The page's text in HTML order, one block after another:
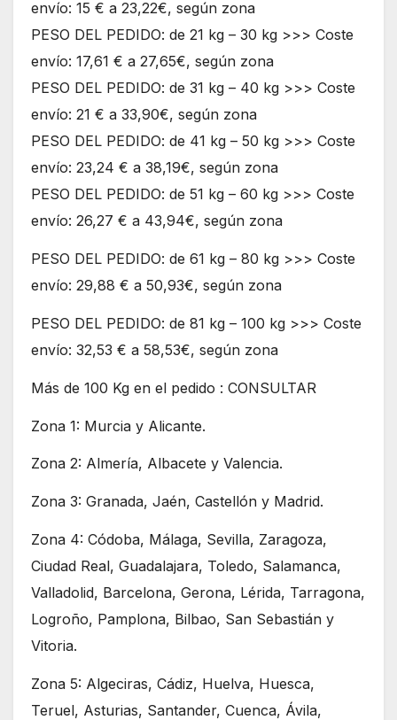
envío: 15 € a 23,22€, según zona
PESO DEL PEDIDO: de 21 kg – 30 kg >>> Coste
envío: 17,61 € a 27,65€, según zona
PESO DEL PEDIDO: de 31 kg – 40 kg >>> Coste
envío: 21 € a 33,90€, según zona
PESO DEL PEDIDO: de 41 kg – 50 kg >>> Coste
envío: 23,24 € a 38,19€, según zona
PESO DEL PEDIDO: de 51 kg – 60 kg >>> Coste
envío: 26,27 € a 43,94€, según zona
PESO DEL PEDIDO: de 61 kg – 80 kg >>> Coste
envío: 29,88 € a 50,93€, según zona
PESO DEL PEDIDO: de 81 kg – 100 kg >>> Coste
envío: 32,53 € a 58,53€, según zona
Más de 100 Kg en el pedido : CONSULTAR
Zona 1: Murcia y Alicante.
Zona 2: Almería, Albacete y Valencia.
Zona 3: Granada, Jaén, Castellón y Madrid.
Zona 4: Códoba, Málaga, Sevilla, Zaragoza,
Ciudad Real, Guadalajara, Toledo, Salamanca,
Valladolid, Barcelona, Gerona, Lérida, Tarragona,
Logroño, Pamplona, Bilbao, San Sebastián y
Vitoria.
Zona 5: Algeciras, Cádiz, Huelva, Huesca,
Teruel, Asturias, Santander, Cuenca, Ávila,